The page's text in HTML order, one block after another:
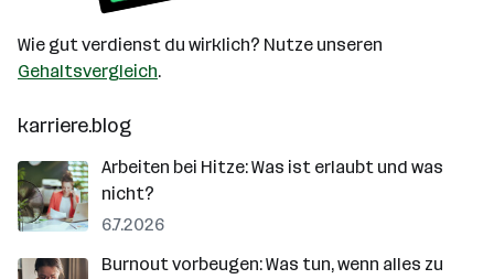
Wie gut verdienst du wirklich? Nutze unseren
Gehaltsvergleich.
karriere.blog
Arbeiten bei Hitze: Was ist erlaubt und was
nicht?
6.7.2026
Burnout vorbeugen: Was tun, wenn alles zu